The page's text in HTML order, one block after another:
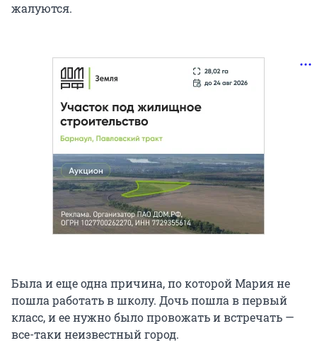
жалуются.
Была и еще одна причина, по которой Мария не
пошла работать в школу. Дочь пошла в первый
класс, и ее нужно было провожать и встречать —
все-таки неизвестный город.